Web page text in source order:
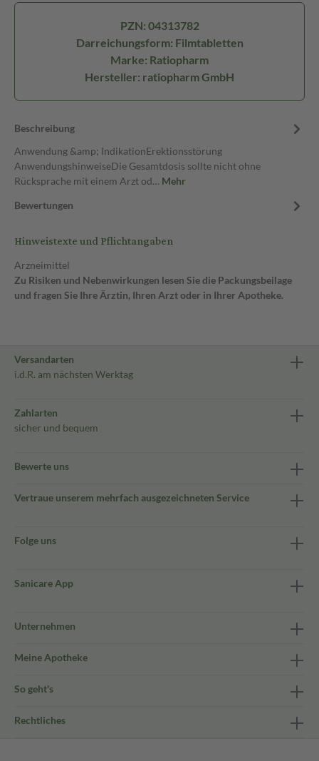
PZN: 04313782
Darreichungsform: Filmtabletten
Marke: Ratiopharm
Hersteller: ratiopharm GmbH
Beschreibung
Anwendung &amp; IndikationErektionsstörung
AnwendungshinweiseDie Gesamtdosis sollte nicht ohne
Rücksprache mit einem Arzt od… Mehr
Bewertungen
Hinweistexte und Pflichtangaben
Arzneimittel
Zu Risiken und Nebenwirkungen lesen Sie die Packungsbeilage
und fragen Sie Ihre Ärztin, Ihren Arzt oder in Ihrer Apotheke.
Versandarten
i.d.R. am nächsten Werktag
Zahlarten
sicher und bequem
Bewerte uns
Vertraue unserem mehrfach ausgezeichneten Service
Folge uns
Sanicare App
Unternehmen
Meine Apotheke
So geht's
Rechtliches